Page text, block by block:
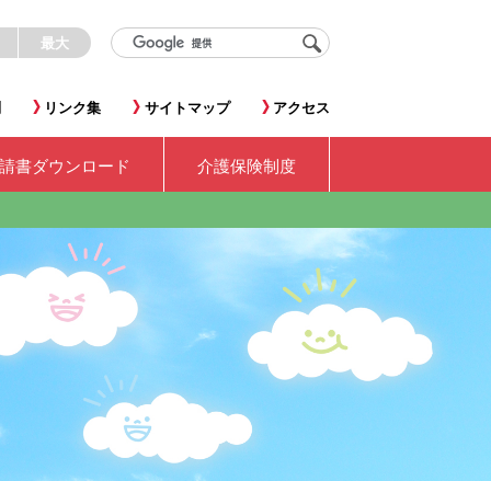
書ダウンロード 介護保険制度
リンク集 サイトマップ アクセス
最大